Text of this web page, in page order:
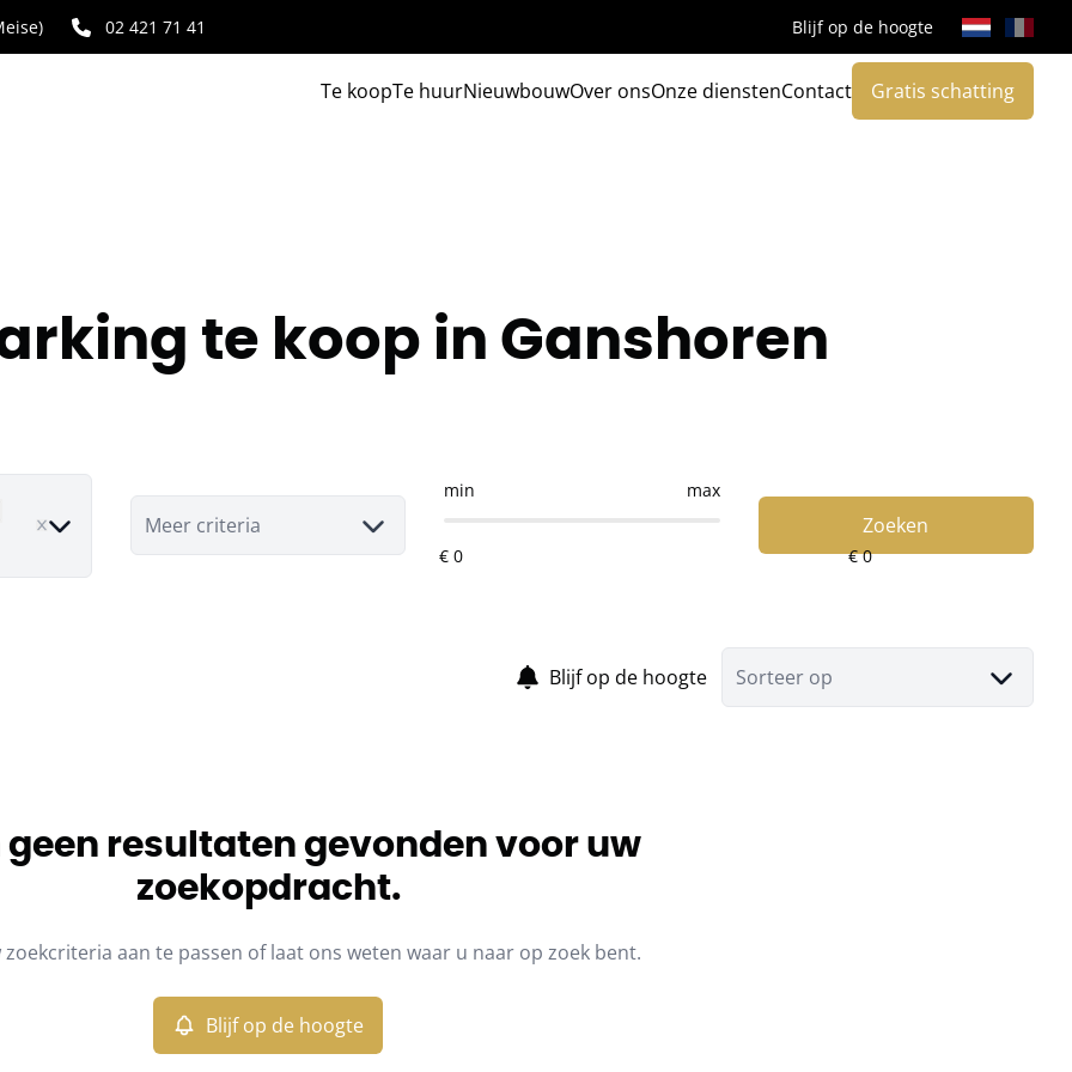
02 421 71 41 Blijf op de hoogte
Te koopTe huurNieuwbouwOver onsOnze dienstenContact Gratis schatting
te koop in Ganshoren
Meer criteria
min max
Zoeken
Blijf op de hoogte Sorteer op
geen resultaten gevonden voor uw
zoekopdracht.
aan te passen of laat ons weten waar u naar op zoek bent.
Blijf op de hoogte